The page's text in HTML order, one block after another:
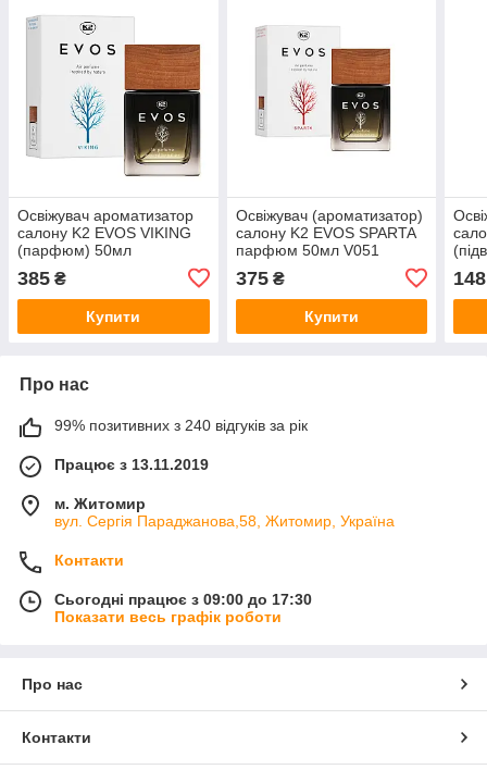
Освіжувач ароматизатор
салону K2 EVOS VIKING
(парфюм) 50мл
385 ₴
Купити
Освіжувач (ароматизатор)
салону K2 EVOS SPARTA
парфюм 50мл V051
375₴
Купити
148
Про нас
99% позитивних з 240 відгуків за рік
Працює з 13.11.2019
м. Житомир
вул. Сергія Параджанова,58, Житомир, Україна
Контакти
Сьогодні працює з 09:00 до 17:30
Показати весь графік роботи
Про нас
Контакти